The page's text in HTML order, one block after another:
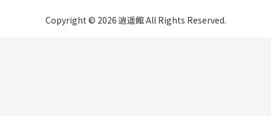
Copyright © 2026 逍遥館 All Rights Reserved.